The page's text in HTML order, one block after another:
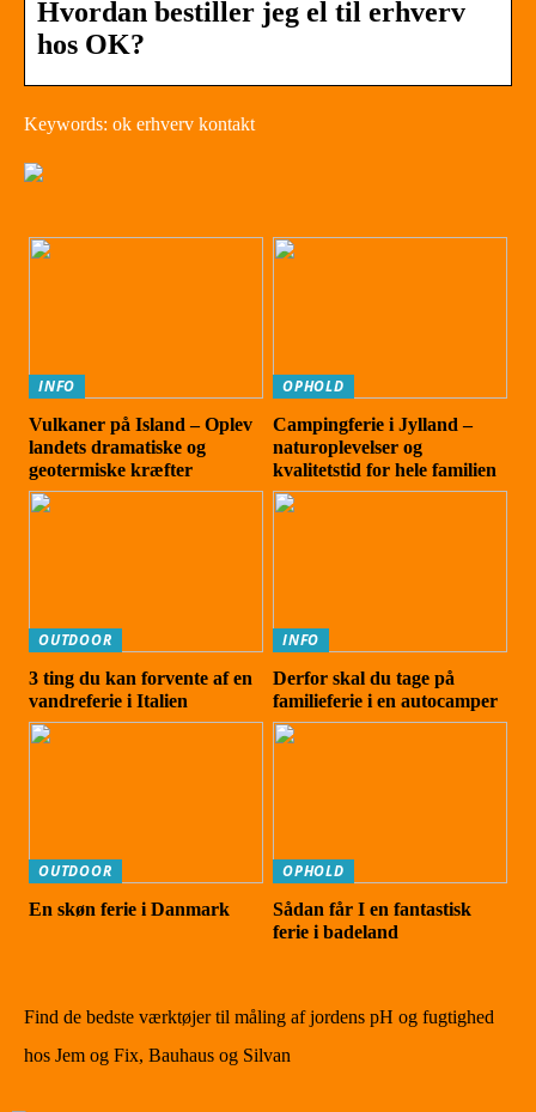
Hvordan bestiller jeg el til erhverv
hos OK?
Keywords: ok erhverv kontakt
INFO
Vulkaner på Island – Oplev
landets dramatiske og
geotermiske kræfter
OPHOLD
Campingferie i Jylland –
naturoplevelser og
kvalitetstid for hele familien
OUTDOOR
3 ting du kan forvente af en
vandreferie i Italien
INFO
Derfor skal du tage på
familieferie i en autocamper
OUTDOOR
En skøn ferie i Danmark
OPHOLD
Sådan får I en fantastisk
ferie i badeland
Find de bedste værktøjer til måling af jordens pH og fugtighed
hos Jem og Fix, Bauhaus og Silvan